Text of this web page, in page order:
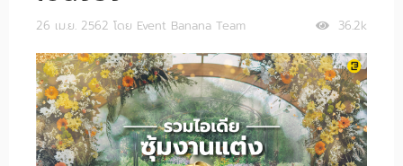
36.2k
26 เม.ย. 2562 โดย Event Banana Team